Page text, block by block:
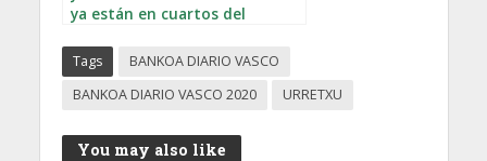
ya están en cuartos del
Tags
BANKOA DIARIO VASCO
BANKOA DIARIO VASCO 2020
URRETXU
You may also like